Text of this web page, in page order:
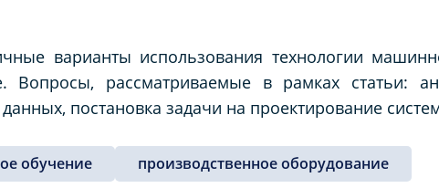
варианты использования технологии
Вопросы, рассматриваемые в рамках статьи:
постановка задачи на проектирование
обучение
производственное оборудование